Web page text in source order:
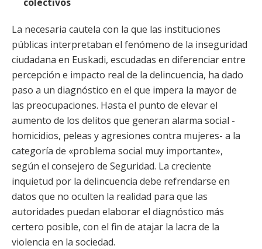
La necesaria cautela con la que las instituciones
públicas interpretaban el fenómeno de la inseguridad
ciudadana en Euskadi, escudadas en diferenciar entre
percepción e impacto real de la delincuencia, ha dado
paso a un diagnóstico en el que impera la mayor de
las preocupaciones. Hasta el punto de elevar el
aumento de los delitos que generan alarma social -
homicidios, peleas y agresiones contra mujeres- a la
categoría de «problema social muy importante»,
según el consejero de Seguridad. La creciente
inquietud por la delincuencia debe refrendarse en
datos que no oculten la realidad para que las
autoridades puedan elaborar el diagnóstico más
certero posible, con el fin de atajar la lacra de la
violencia en la sociedad.